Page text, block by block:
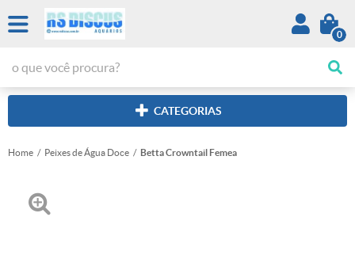
0
CATEGORIAS
Home Peixes de Água Doce Betta Crowntail Femea